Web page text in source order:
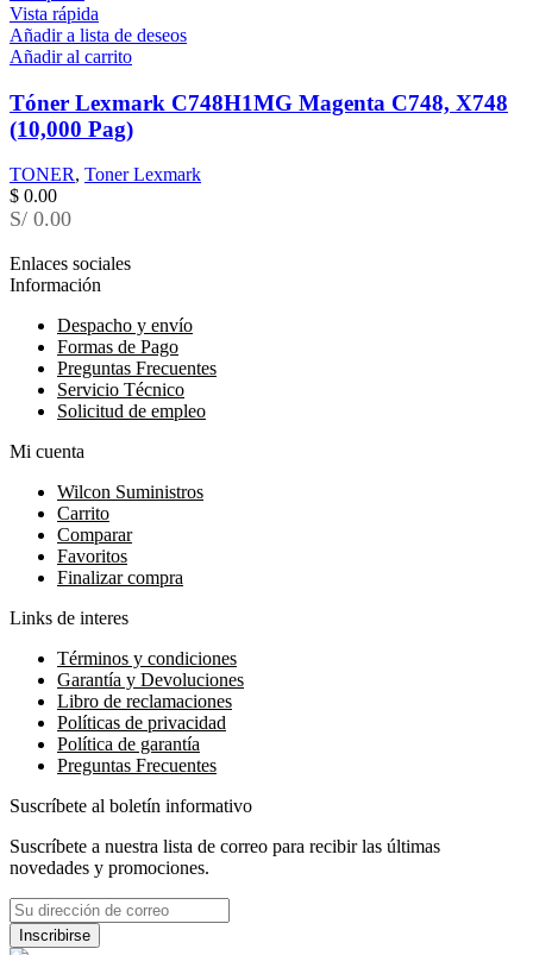
Vista rápida
Añadir a lista de deseos
Añadir al carrito
Tóner Lexmark C748H1MG Magenta C748, X748
(10,000 Pag)
TONER, Toner Lexmark
$ 0.00
S/ 0.00
Enlaces sociales
Información
Despacho y envío
Formas de Pago
Preguntas Frecuentes
Servicio Técnico
Solicitud de empleo
Mi cuenta
Wilcon Suministros
Carrito
Comparar
Favoritos
Finalizar compra
Links de interes
Términos y condiciones
Garantía y Devoluciones
Libro de reclamaciones
Políticas de privacidad
Política de garantía
Preguntas Frecuentes
Suscríbete al boletín informativo
Suscríbete a nuestra lista de correo para recibir las últimas
novedades y promociones.